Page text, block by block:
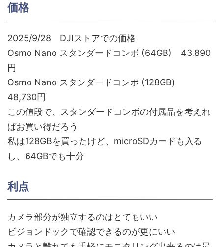
価格
2025/9/28 DJIストアでの価格
Osmo Nano スタンダードコンボ (64GB) 43,890
円
Osmo Nano スタンダードコンボ (128GB)
48,730円
この値段で、スタンダードコンボの付属品を考えれ
ばお買い得だろう
私は128GBを買ったけど、microSDカードも入る
し、64GBでも十分
利点
カメラ部分が独立するのはとてもいい
ビジョンドックで確認できるのが更にいい